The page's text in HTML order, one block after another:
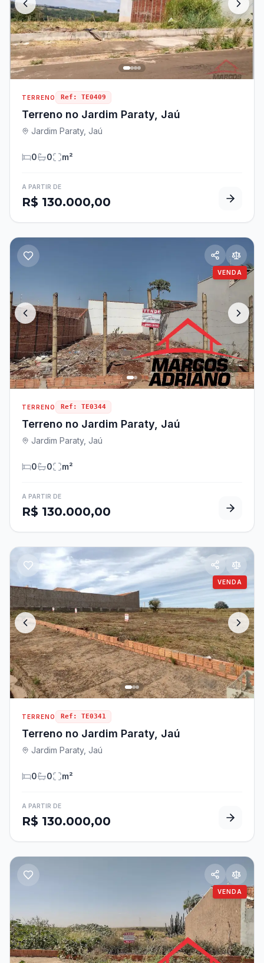
TERRENO Ref: TE0409
Terreno no Jardim Paraty, Jaú
Jardim Paraty, Jaú
0 0 m²
A PARTIR DE
R$ 130.000,00
VENDA
TERRENO Ref: TE0344
Terreno no Jardim Paraty, Jaú
Jardim Paraty, Jaú
0 0 m²
A PARTIR DE
R$ 130.000,00
VENDA
TERRENO Ref: TE0341
Terreno no Jardim Paraty, Jaú
Jardim Paraty, Jaú
0 0 m²
A PARTIR DE
R$ 130.000,00
VENDA